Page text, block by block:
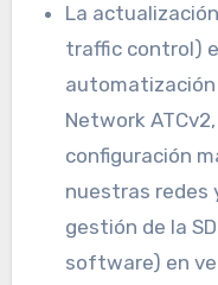
La
traffic control)
automatización
Network
configuración
nuestras redes
gestión de la
software) en